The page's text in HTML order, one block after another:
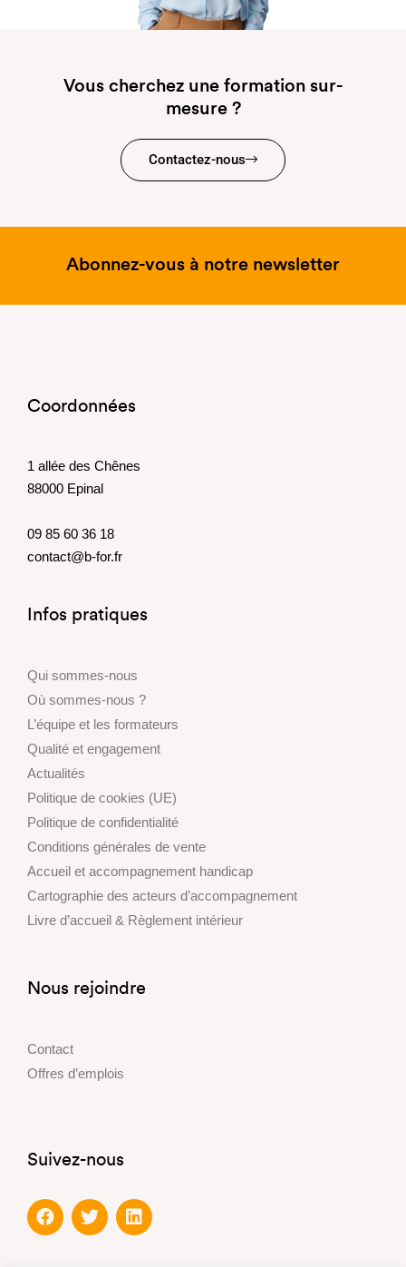
Vous cherchez une formation sur-
mesure ?
Contactez-nous
Abonnez-vous à notre newsletter
Coordonnées
1 allée des Chênes
88000 Epinal
09 85 60 36 18
contact@b-for.fr
Infos pratiques
Qui sommes-nous
Où sommes-nous ?
L’équipe et les formateurs
Qualité et engagement
Actualités
Politique de cookies (UE)
Politique de confidentialité
Conditions générales de vente
Accueil et accompagnement handicap
Cartographie des acteurs d’accompagnement
Livre d’accueil & Règlement intérieur
Nous rejoindre
Contact
Offres d’emplois
Suivez-nous